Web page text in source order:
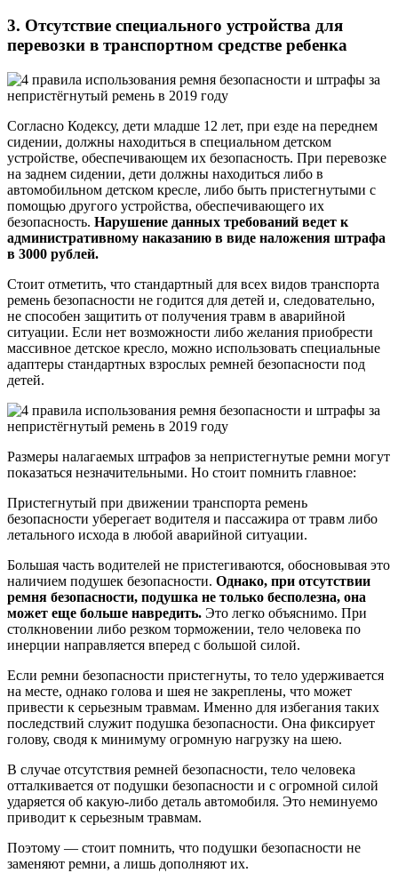
3. Отсутствие специального устройства для
перевозки в транспортном средстве ребенка
Согласно Кодексу, дети младше 12 лет, при езде на переднем
сидении, должны находиться в специальном детском
устройстве, обеспечивающем их безопасность. При перевозке
на заднем сидении, дети должны находиться либо в
автомобильном детском кресле, либо быть пристегнутыми с
помощью другого устройства, обеспечивающего их
безопасность. Нарушение данных требований ведет к
административному наказанию в виде наложения штрафа
в 3000 рублей.
Стоит отметить, что стандартный для всех видов транспорта
ремень безопасности не годится для детей и, следовательно,
не способен защитить от получения травм в аварийной
ситуации. Если нет возможности либо желания приобрести
массивное детское кресло, можно использовать специальные
адаптеры стандартных взрослых ремней безопасности под
детей.
Размеры налагаемых штрафов за непристегнутые ремни могут
показаться незначительными. Но стоит помнить главное:
Пристегнутый при движении транспорта ремень
безопасности уберегает водителя и пассажира от травм либо
летального исхода в любой аварийной ситуации.
Большая часть водителей не пристегиваются, обосновывая это
наличием подушек безопасности. Однако, при отсутствии
ремня безопасности, подушка не только бесполезна, она
может еще больше навредить. Это легко объяснимо. При
столкновении либо резком торможении, тело человека по
инерции направляется вперед с большой силой.
Если ремни безопасности пристегнуты, то тело удерживается
на месте, однако голова и шея не закреплены, что может
привести к серьезным травмам. Именно для избегания таких
последствий служит подушка безопасности. Она фиксирует
голову, сводя к минимуму огромную нагрузку на шею.
В случае отсутствия ремней безопасности, тело человека
отталкивается от подушки безопасности и с огромной силой
ударяется об какую-либо деталь автомобиля. Это неминуемо
приводит к серьезным травмам.
Поэтому — стоит помнить, что подушки безопасности не
заменяют ремни, а лишь дополняют их.